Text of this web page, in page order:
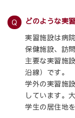
どのような実
実習施設は病
保健施設、訪
主要な実習施
沿線）です。
学外の実習施
しています。
学生の居住地